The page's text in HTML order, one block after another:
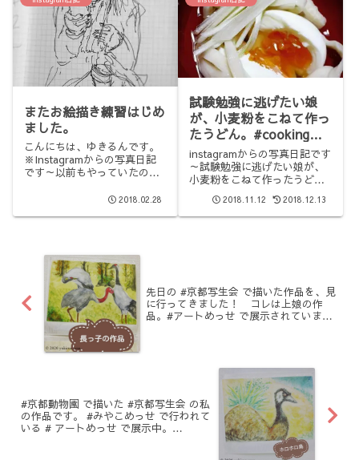
ちも土方歳三表紙だか
ら、パッと見、分からな
かった…(/_;) #manga
#goldenkamuy
のお姉さん、ありがとう!で
も、どっ...
またお絵描き練習はじめ
ました。
こんにちは、ゆきるんです。
※Instagramからの写真日記
です～以前もやっていたので
めました。スキマ時間を使っ
2018.02.28
試験勉強に逃げたい娘
が、小麦粉をこねて作っ
たうどん。#cooking
#lunch #udon
#japanesefood
#noodle
instagramからの写真日記です
～試験勉強に逃げたい娘が、
小麦粉をこねて作ったうど
ん。#cooking #lunch #udon
#japanesefood #noodle
2018.11.12 2018.12.13
先日の #京都写生会 で描いた作品を、見
に行ってきました！ コレは上娘の作
品。#アートめっせ で展示されていま
#京都動物園 で描いた #京都写生会 の私
の作品です。 #みやこめっせ で行われて
いる # アートめっせ で展示中。